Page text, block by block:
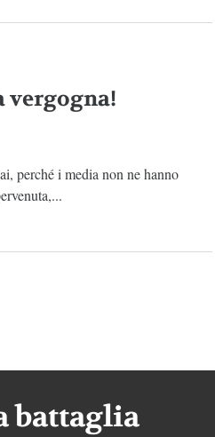
vergogna!
perché i media non ne hanno
battaglia